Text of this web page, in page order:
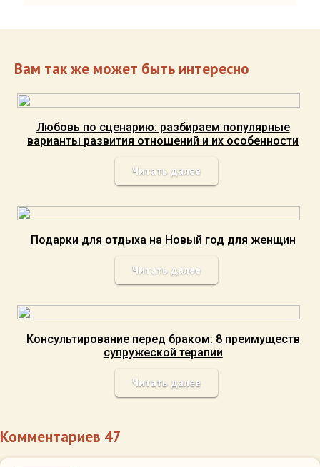
Вам так же может быть интересно
Любовь по сценарию: разбираем популярные
варианты развития отношений и их особенности
Читать далее
Подарки для отдыха на Новый год для женщин
Читать далее
Консультирование перед браком: 8 преимуществ
супружеской терапии
Читать далее
Комментариев 47